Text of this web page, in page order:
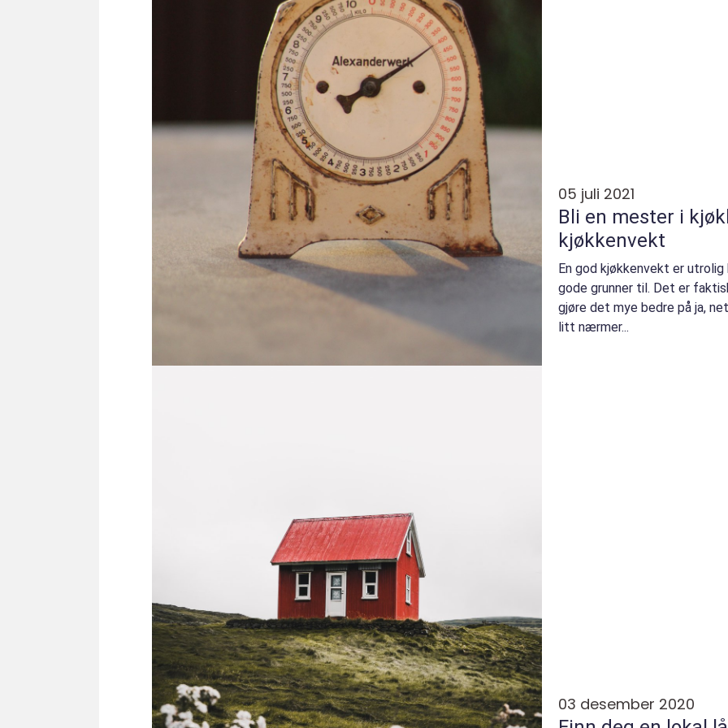
05 juli 2021
Bli en mester i
kjøkkenvekt
En god kjøkkenvekt er
gode grunner til. Det er
gjøre det mye bedre på ja,
litt nærmer...
03 desember 2020